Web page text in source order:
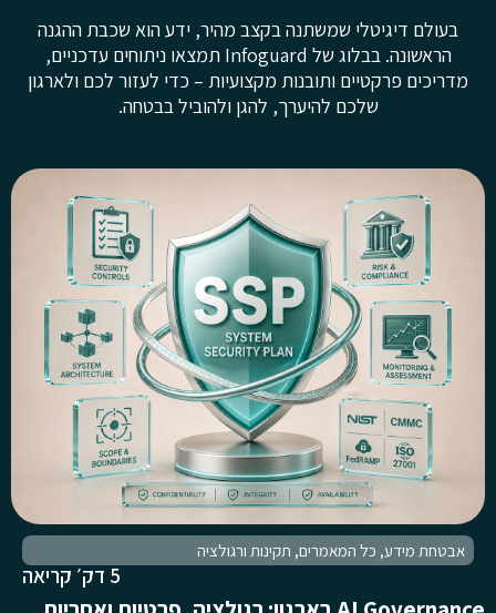
בעולם דיגיטלי שמשתנה בקצב מהיר, ידע הוא שכבת ההגנה
הראשונה. בבלוג של Infoguard תמצאו ניתוחים עדכניים,
מדריכים פרקטיים ותובנות מקצועיות – כדי לעזור לכם ולארגון
שלכם להיערך, להגן ולהוביל בבטחה.
אבטחת מידע, כל המאמרים, תקינות ורגולציה
5 דק׳ קריאה